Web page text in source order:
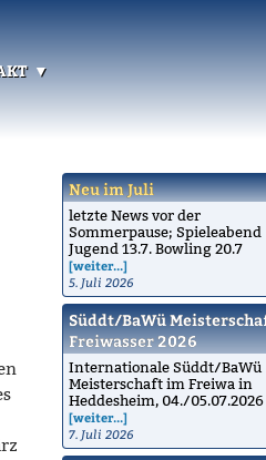
Neu im Juli
letzte News vor der
Sommerpause; Spieleabend
Jugend 13.7. Bowling 20.7
[weiter...]
5. Juli 2026
Süddt/BaWü
Freiwasser 2026
Internationale Süddt/BaWü
Meisterschaft im Freiwa in
Heddesheim, 04./05.07.2026
[weiter...]
7. Juli 2026